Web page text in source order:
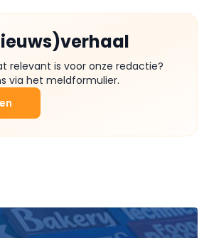
relevant is voor onze redactie?
via het meldformulier.